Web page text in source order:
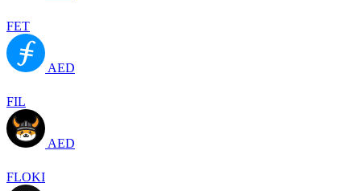
FET
AED
FIL
AED
FLOKI